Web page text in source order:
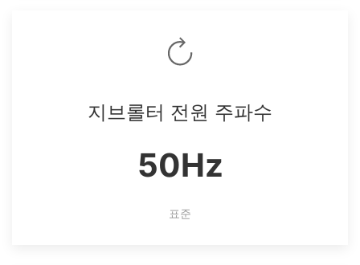
지브롤터 전원 주파수
50Hz
표준